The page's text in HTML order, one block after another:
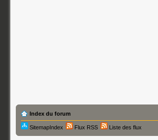
Index du forum
SitemapIndex Flux RSS Liste des flux